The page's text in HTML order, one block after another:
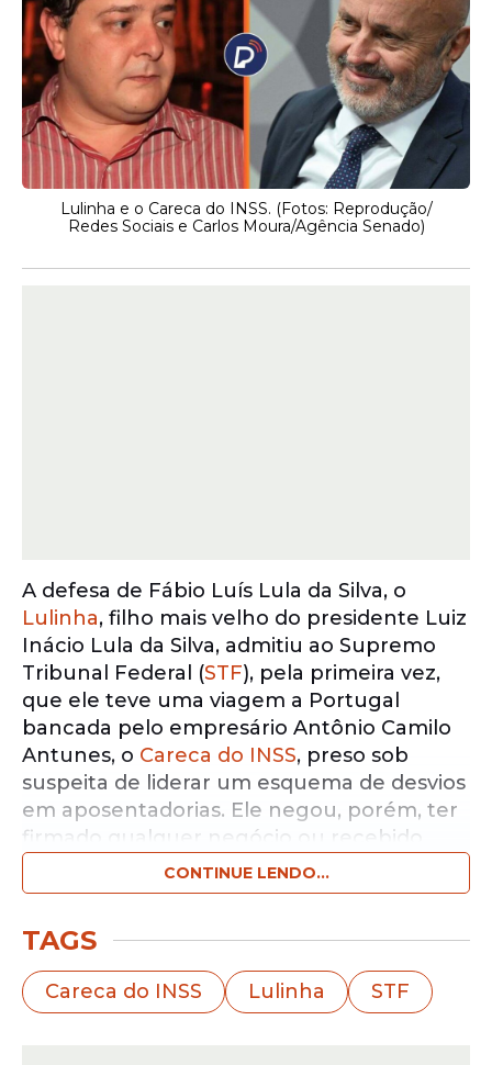
Lulinha e o Careca do INSS. (Fotos: Reprodução/
Redes Sociais e Carlos Moura/Agência Senado)
A defesa de Fábio Luís Lula da Silva, o
Lulinha, filho mais velho do presidente Luiz
Inácio Lula da Silva, admitiu ao Supremo
Tribunal Federal (STF), pela primeira vez,
que ele teve uma viagem a Portugal
bancada pelo empresário Antônio Camilo
Antunes, o Careca do INSS, preso sob
suspeita de liderar um esquema de desvios
em aposentadorias. Ele negou, porém, ter
firmado qualquer negócio ou recebido
valores do empresário.
de Prefeiturapelo nosso canal.
Entrar no canal
CONTINUE LENDO...
TAGS
Careca do INSS Lulinha STF